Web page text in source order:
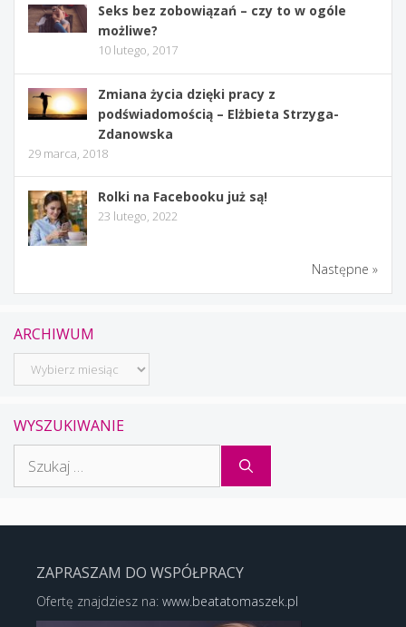
Seks bez zobowiązań – czy to w ogóle
możliwe?
10 lutego, 2017
Zmiana życia dzięki pracy z
podświadomością – Elżbieta Strzyga-
Zdanowska
29 marca, 2018
Rolki na Facebooku już są!
23 lutego, 2022
Następne »
ARCHIWUM
Archiwum
WYSZUKIWANIE
ZAPRASZAM DO WSPÓŁPRACY
Ofertę znajdziesz na: www.beatatomaszek.pl